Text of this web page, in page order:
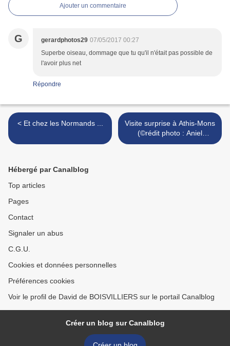
Ajouter un commentaire
G gerardphotos29 07/05/2017 00:27
Superbe oiseau, dommage que tu qu'il n'était pas possible de
l'avoir plus net
Répondre
< Et chez les Normands ...
Visite surprise à Athis-Mons
(©rédit photo : Aniel
DAMOUR) >
Hébergé par Canalblog
Top articles
Pages
Contact
Signaler un abus
C.G.U.
Cookies et données personnelles
Préférences cookies
Voir le profil de David de BOISVILLIERS sur le portail Canalblog
Créer un blog sur Canalblog